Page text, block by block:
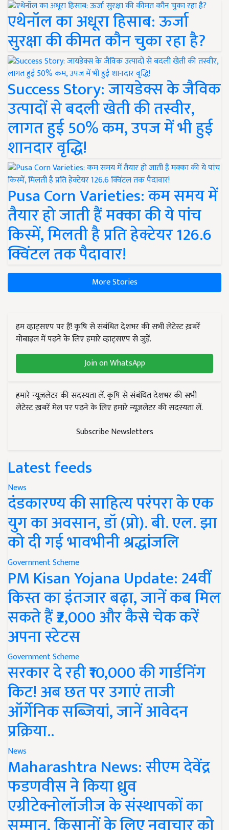
एथेनॉल का अधूरा हिसाब: ऊर्जा
सुरक्षा की कीमत कौन चुका रहा है?
Success Story: जायडेक्स के जैविक
उत्पादों से बदली खेती की तस्वीर,
लागत हुई 50% कम, उपज में भी हुई
शानदार वृद्धि!
Pusa Corn Varieties: कम समय में
तैयार हो जाती हैं मक्का की ये पांच
किस्में, मिलती है प्रति हेक्टेयर 126.6
क्विंटल तक पैदावार!
More Stories
हम व्हाट्सएप पर हैं! कृषि से संबंधित देशभर की सभी लेटेस्ट ख़बरें
मोबाइल में पढ़ने के लिए हमारे व्हाट्सएप से जुड़ें.
Join on WhatsApp
हमारे न्यूज़लेटर की सदस्यता लें. कृषि से संबंधित देशभर की सभी
लेटेस्ट ख़बरें मेल पर पढ़ने के लिए हमारे न्यूज़लेटर की सदस्यता लें.
Subscribe Newsletters
Latest feeds
News
दंडकारण्य की साहित्य परंपरा के एक
युग का अवसान, डॉ (प्रो). बी. एल. झा
को दी गई भावभीनी श्रद्धांजलि
Government Scheme
PM Kisan Yojana Update: 24वीं
किस्त का इंतजार बढ़ा, जानें कब मिल
सकते हैं ₹2,000 और कैसे चेक करें
अपना स्टेटस
Government Scheme
सरकार दे रही ₹10,000 की गार्डनिंग
किट! अब छत पर उगाएं ताजी
ऑर्गेनिक सब्जियां, जानें आवेदन
प्रक्रिया..
News
Maharashtra News: सीएम देवेंद्र
फडणवीस ने किया ध्रुव
एग्रीटेक्नोलॉजीज के संस्थापकों का